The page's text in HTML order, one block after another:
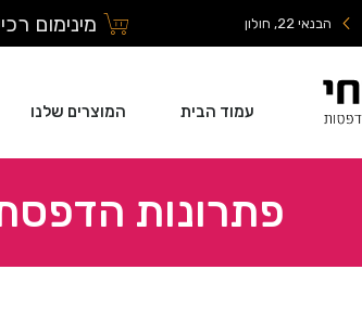
הבנאי 22, חולון מינימום רכישה באתר:
עמוד הבית המוצרים שלנו
פתרונות